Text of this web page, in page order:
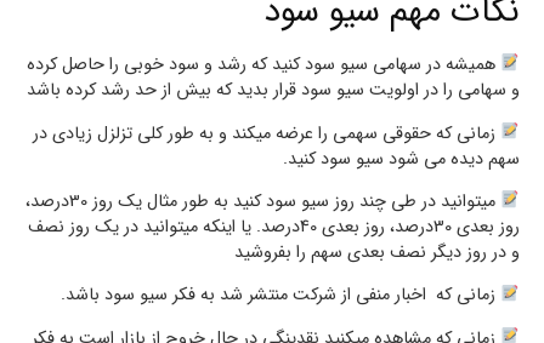
نکات مهم سیو سود
همیشه در سهامی سیو سود کنید که رشد و سود خوبی را حاصل کرده
و سهامی را در اولویت سیو سود قرار بدید که بیش از حد رشد کرده باشد
زمانی که حقوقی سهمی را عرضه میکند و به طور کلی تزلزل زیادی در
سهم دیده می شود سیو سود کنید.
میتوانید در طی چند روز سیو سود کنید به طور مثال یک روز 30درصد،
روز بعدی 30درصد، روز بعدی 40درصد. یا اینکه میتوانید در یک روز نصف
و در روز دیگر نصف بعدی سهم را بفروشید
زمانی که اخبار منفی از شرکت منتشر شد به فکر سیو سود باشد.